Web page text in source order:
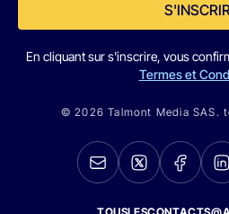
En cliquant sur s'inscrire, vous
Termes et
© 2026 Talmont Media SAS.